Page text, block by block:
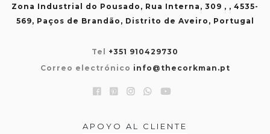
Zona Industrial do Pousado, Rua Interna, 309 , , 4535-
569, Paços de Brandão, Distrito de Aveiro, Portugal
Tel +351 910429730
Correo electrónico info@thecorkman.pt
APOYO AL CLIENTE